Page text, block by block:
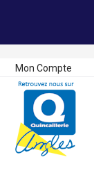
Mon Compte